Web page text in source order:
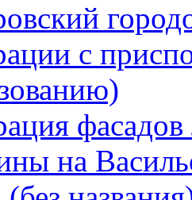
с
на